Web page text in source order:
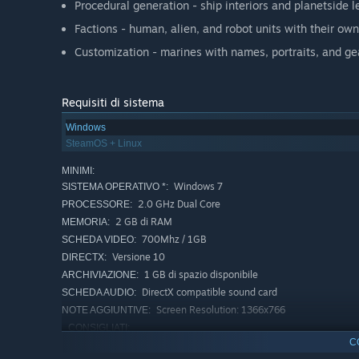
Procedural generation - ship interiors and planetside
Factions - human, alien, and robot units with their
Customization - marines with names, portraits, and
Requisiti di sistema
Windows
SteamOS + Linux
MINIMI:
SISTEMA OPERATIVO *: Windows 7
PROCESSORE: 2.0 GHz Dual Core
MEMORIA: 2 GB di RAM
SCHEDA VIDEO: 700Mhz / 1GB
DIRECTX: Versione 10
ARCHIVIAZIONE: 1 GB di spazio disponibile
SCHEDA AUDIO: DirectX compatible sound card
NOTE AGGIUNTIVE: Screen Resolution: 1366x766
CONSIGLIATI: